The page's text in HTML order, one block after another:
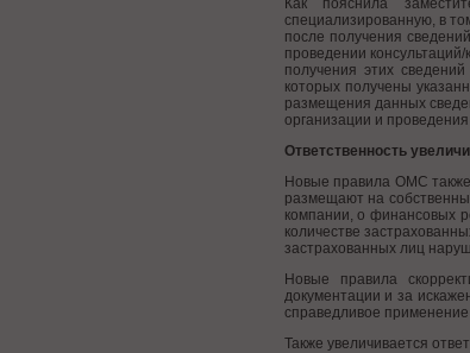
Как пояснила
специализированную, в
после получения
проведении
получения этих
которых получены
размещения данных
организации и
Ответственность
Новые правила ОМС также
размещают на
компании, о финансовых
количестве
застрахованных лиц
Новые правила
документации и за
справедливое
Также увеличивается